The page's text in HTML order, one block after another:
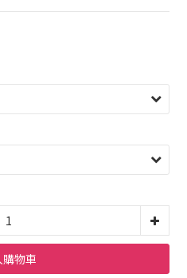
購物車